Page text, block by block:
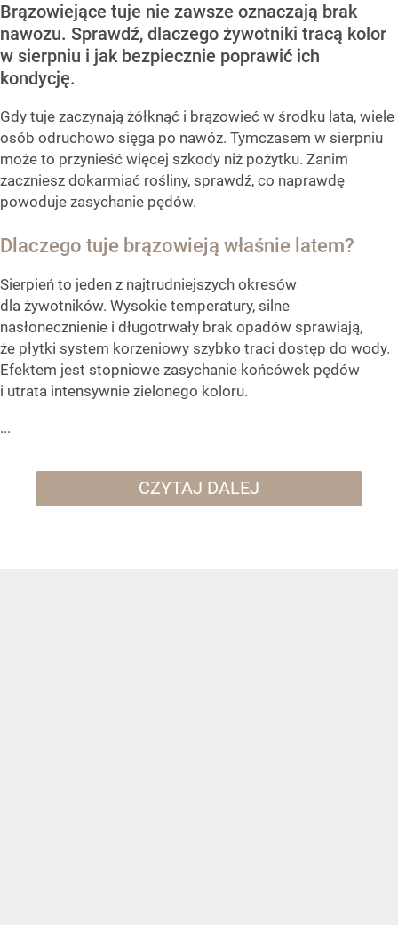
Brązowiejące tuje nie zawsze oznaczają brak
nawozu. Sprawdź, dlaczego żywotniki tracą kolor
w sierpniu i jak bezpiecznie poprawić ich
kondycję.
Gdy tuje zaczynają żółknąć i brązowieć w środku lata, wiele
osób odruchowo sięga po nawóz. Tymczasem w sierpniu
może to przynieść więcej szkody niż pożytku. Zanim
zaczniesz dokarmiać rośliny, sprawdź, co naprawdę
powoduje zasychanie pędów.
Dlaczego tuje brązowieją właśnie latem?
Sierpień to jeden z najtrudniejszych okresów
dla żywotników. Wysokie temperatury, silne
nasłonecznienie i długotrwały brak opadów sprawiają,
że płytki system korzeniowy szybko traci dostęp do wody.
Efektem jest stopniowe zasychanie końcówek pędów
i utrata intensywnie zielonego koloru.
...
CZYTAJ DALEJ